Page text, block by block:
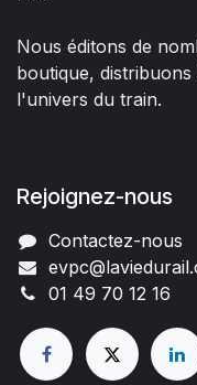
Nous éditons de
boutique, distribuons
l'univers du train.
Rejoignez-nous
Contactez-nous
01 49 70 12 16